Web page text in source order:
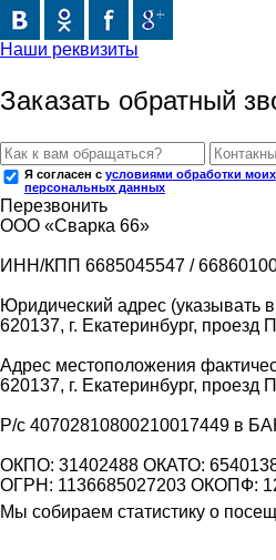
Наши реквизиты
Заказать обратный
Я согласен с условиями обработки моих
персональных данных
Перезвонить
ООО «Сварка 66»
ИНН/КПП 6685045547 /
Юридический адрес (указывать
620137, г. Екатеринбург,
Адрес местоположения
620137, г. Екатеринбург,
Р/с 40702810800210017449 в
ОКПО: 31402488 ОКАТО:
ОГРН: 1136685027203 ОКОПФ:
Мы собираем статистику о